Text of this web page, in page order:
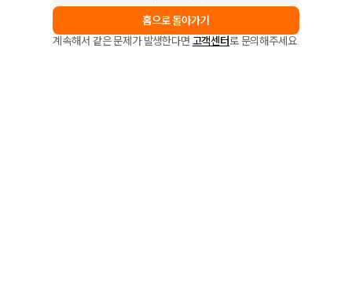
홈으로 돌아가기
계속해서 같은 문제가 발생한다면 고객센터로 문의해주세요.